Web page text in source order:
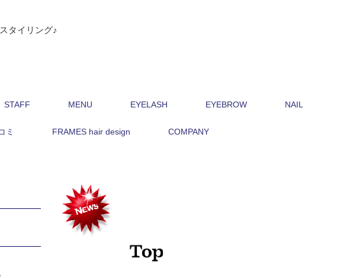
タイリング♪
STAFF MENU EYELASH EYEBROW NAIL
ミ FRAMES hair design COMPANY